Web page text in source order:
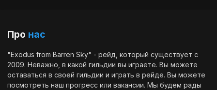
Про нас
"Exodus from Barren Sky" - рейд, который существует с
2009. Неважно, в какой гильдии вы играете. Вы можете
оставаться в своей гильдии и играть в рейде. Вы можете
посмотреть наш прогресс или вакансии. Мы будем рады